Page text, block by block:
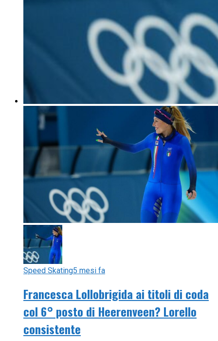
Speed Skating5 mesi fa
Francesca Lollobrigida ai titoli di coda
col 6° posto di Heerenveen? Lorello
consistente